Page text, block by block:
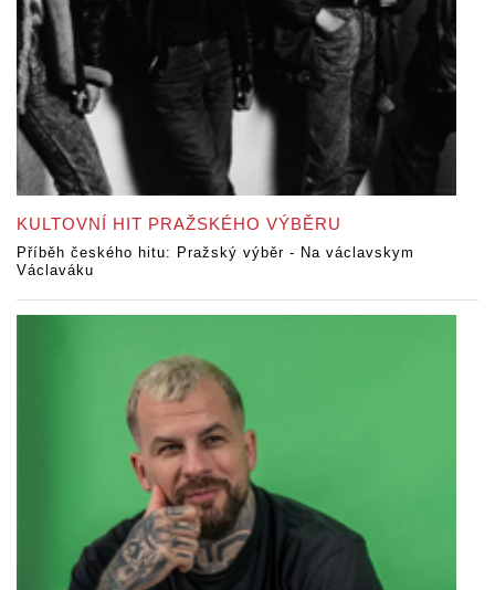
KULTOVNÍ HIT PRAŽSKÉHO VÝBĚRU
Příběh českého hitu: Pražský výběr - Na václavskym
Václaváku